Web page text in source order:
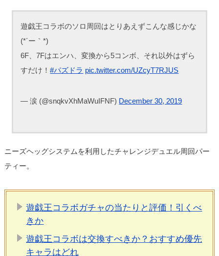
遊戯王コラボのソロ周回はとりあえずこんな感じかな
(*´ー｀*)
6F、7Fはエンハ、変換から5コンボ、それ以外はずら
すだけ！#パズドラ pic.twitter.com/UZcyT7RJUS
— 涙 (@snqkvXhMaWuIFNF) December 30, 2019
ニーズヘッグシステムを利用したチャレンジデュエル周回パー
ティー。
遊戯王コラボガチャの当たりと評価！引くべ
きか
遊戯王コラボは交換すべきか？おすすめ優先
キャラはどれ